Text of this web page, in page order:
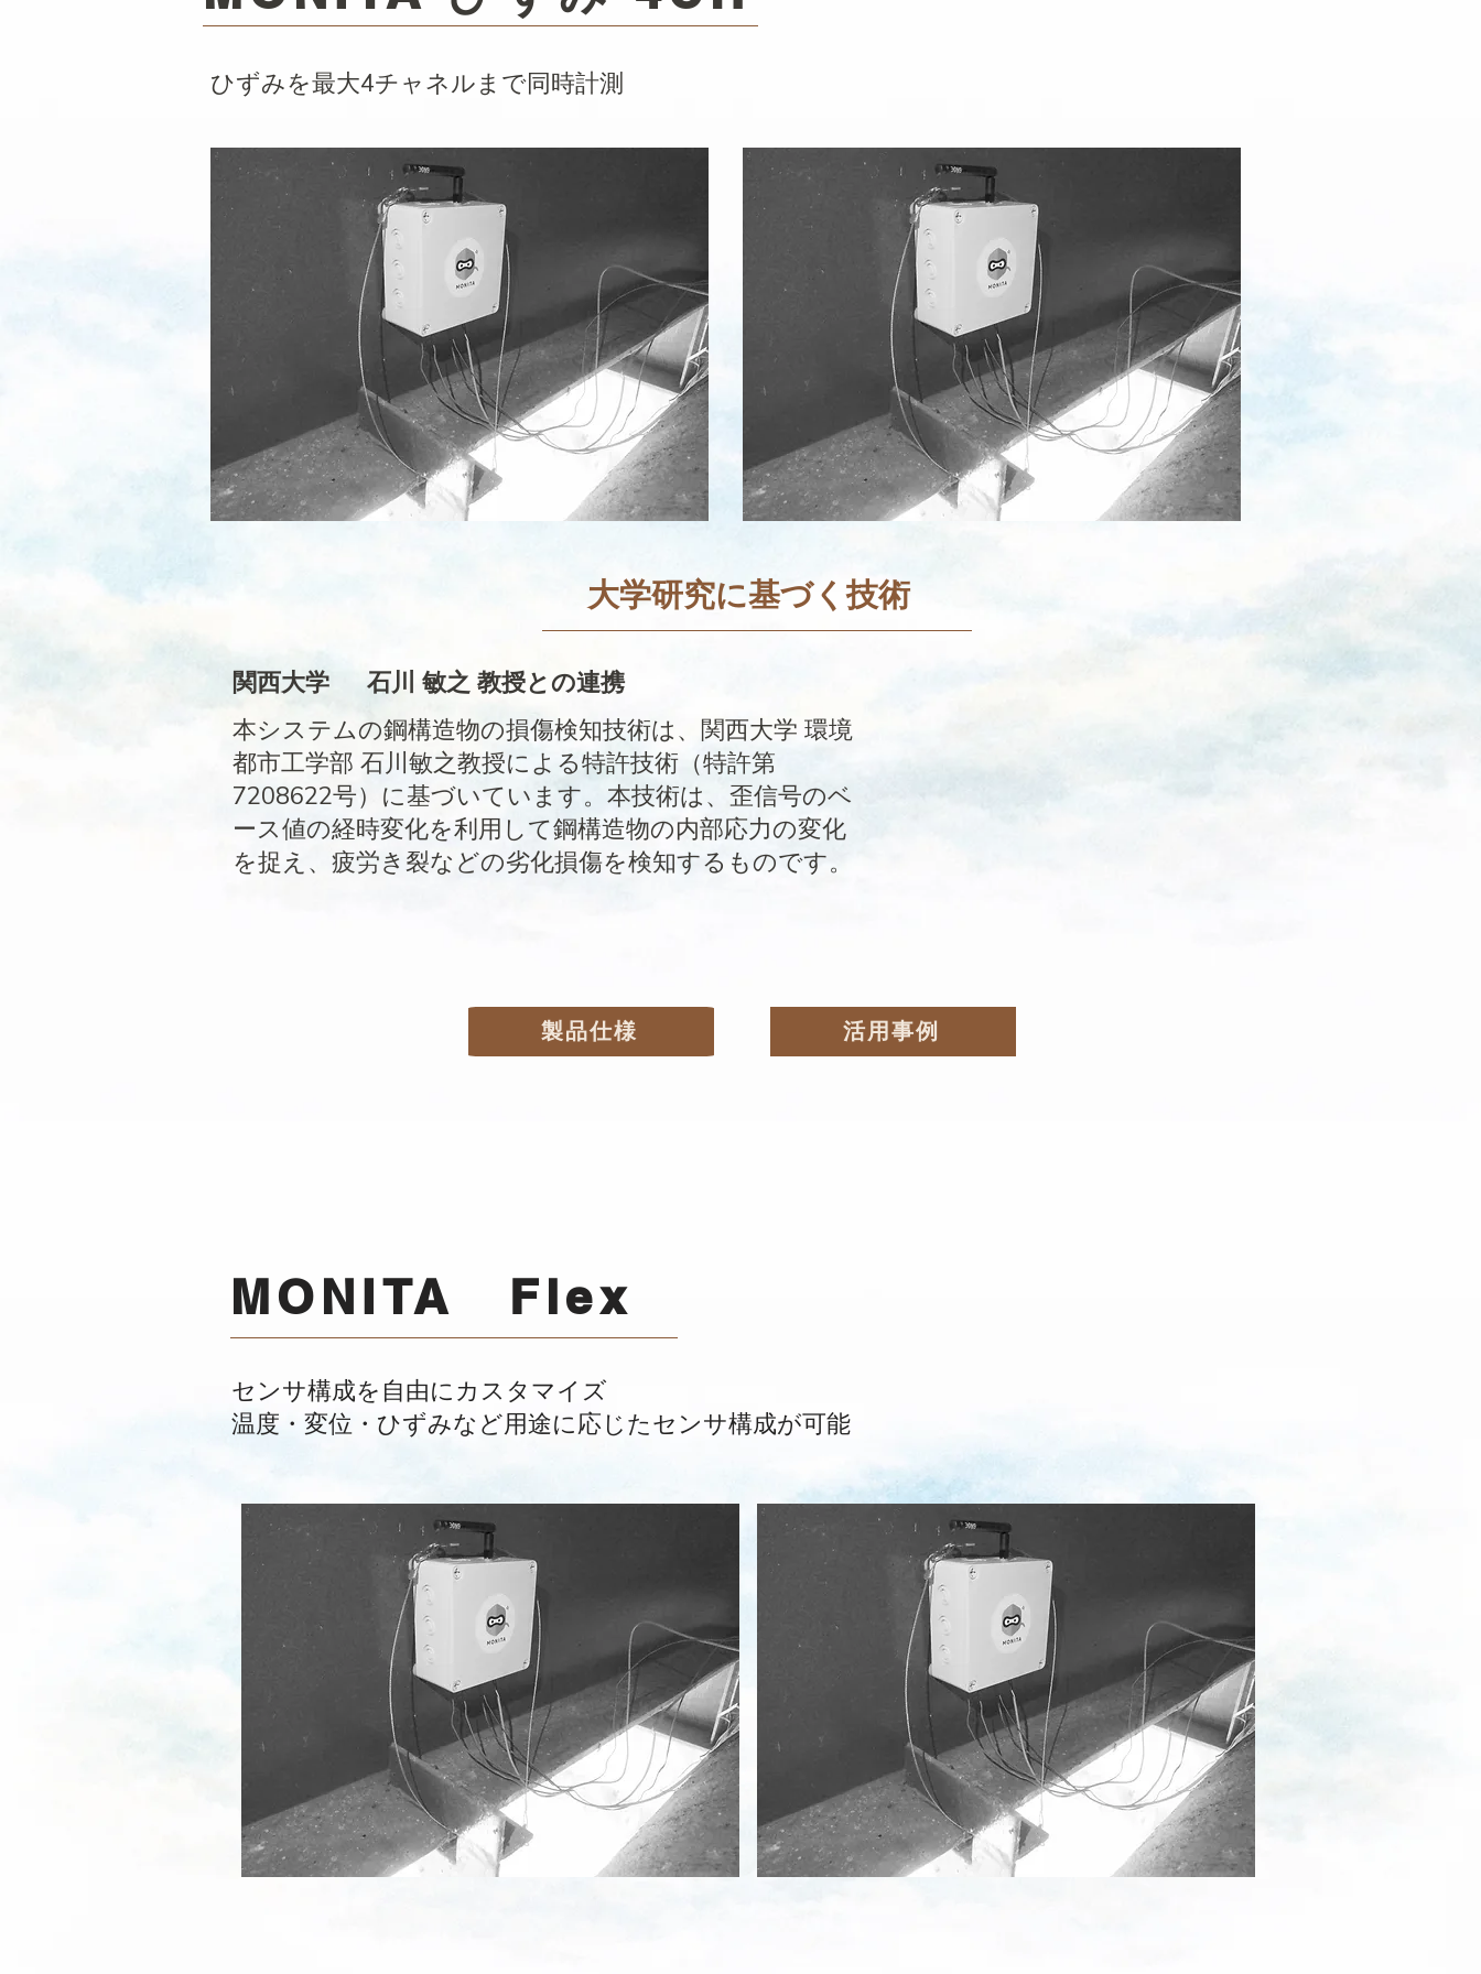
ひずみを最大4チャネルまで同時計測
​大学研究に基づく技術
関西大学
石川 敏之 教授との連携
本システムの鋼構造物の損傷検知技術は、関西大学 環境
都市工学部 石川敏之教授による特許技術（特許第
7208622号）に基づいています。本技術は、歪信号のベ
ース値の経時変化を利用して鋼構造物の内部応力の変化
を捉え、疲労き裂などの劣化損傷を検知するものです。
製品仕様 活用事例
​センサ構成を自由にカスタマイズ
温度・変位・ひずみなど用途に応じたセンサ構成が可能
MONITA Flex